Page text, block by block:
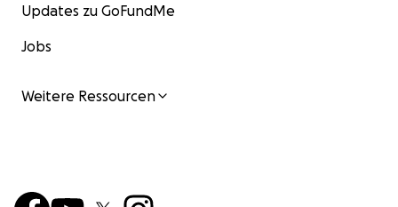
Updates zu GoFundMe
Jobs
Weitere Ressourcen